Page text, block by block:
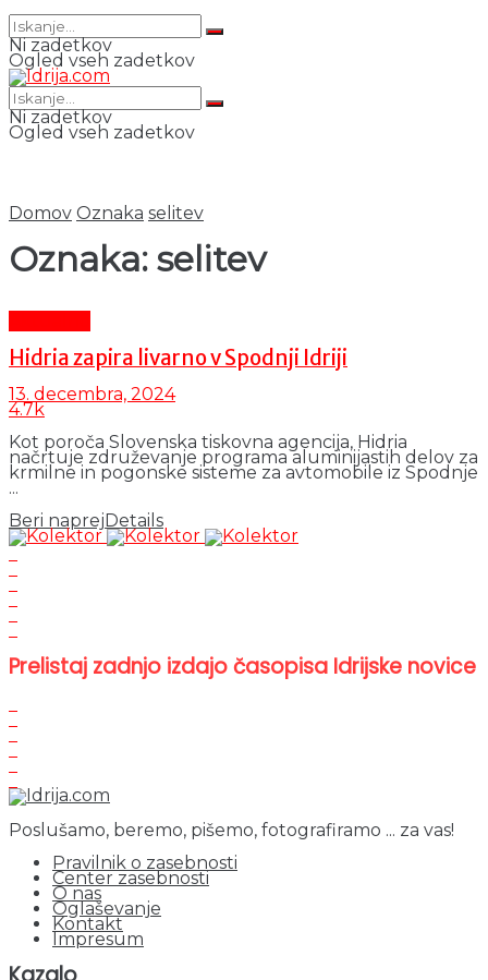
Ni zadetkov
Ogled vseh zadetkov
Ni zadetkov
Ogled vseh zadetkov
Domov Oznaka selitev
Oznaka: selitev
Hidria zapira livarno v Spodnji Idriji
13. decembra, 2024
4.7k
Kot poroča Slovenska tiskovna agencija, Hidria
načrtuje združevanje programa aluminijastih delov za
krmilne in pogonske sisteme za avtomobile iz Spodnje
...
Beri naprej Details
Prelistaj zadnjo izdajo časopisa Idrijske novice
Poslušamo, beremo, pišemo, fotografiramo ... za vas!
Pravilnik o zasebnosti
Center zasebnosti
O nas
Oglaševanje
Kontakt
Impresum